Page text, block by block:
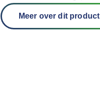
Meer over dit product